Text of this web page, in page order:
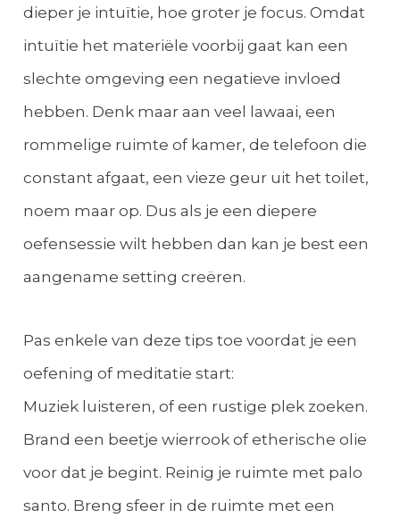
dieper je intuïtie, hoe groter je focus. Omdat
intuïtie het materiële voorbij gaat kan een
slechte omgeving een negatieve invloed
hebben. Denk maar aan veel lawaai, een
rommelige ruimte of kamer, de telefoon die
constant afgaat, een vieze geur uit het toilet,
noem maar op. Dus als je een diepere
oefensessie wilt hebben dan kan je best een
aangename setting creëren.
Pas enkele van deze tips toe voordat je een
oefening of meditatie start:
Muziek luisteren, of een rustige plek zoeken.
Brand een beetje wierrook of etherische olie
voor dat je begint. Reinig je ruimte met palo
santo. Breng sfeer in de ruimte met een